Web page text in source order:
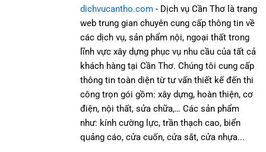
dichvucantho.com - Dịch vụ Cần Thơ là trang
web trung gian chuyên cung cấp thông tin về
các dịch vụ, sản phẩm nội, ngoại thất trong
lĩnh vực xây dựng phục vụ nhu cầu của tất cả
khách hàng tại Cần Thơ. Chúng tôi cung cấp
thông tin toàn diện từ tư vấn thiết kế đến thi
công trọn gói gồm: xây dựng, hoàn thiện, cơ
điện, nội thất, sửa chữa,… Các sản phẩm
như: kính cường lực, trần thạch cao, biển
quảng cáo, cửa cuốn, cửa sắt, cửa nhựa...